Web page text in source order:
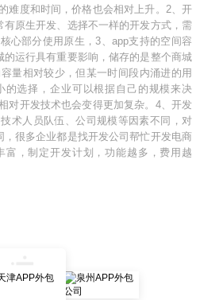
难度和时间，价格也会相对上升。2、开
原生开发、选择不一样的开发方式，需
心部分使用原生，3、app支持的空间容
运行具有重要影响，储存的是整个商城
量相对较少，但某一时间段内涌进的用
的选择，企业可以根据自己的规模来决
对开发技术也会变得更加复杂。4、开发
术人员队伍、公司规模等因素不同，对
很多企业都是找开发公司帮忙开发电商
富，制定开发计划，功能越多，费用越